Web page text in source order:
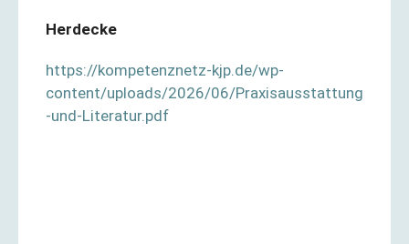
Herdecke
https://kompetenznetz-kjp.de/wp-
content/uploads/2026/06/Praxisausstattung
-und-Literatur.pdf